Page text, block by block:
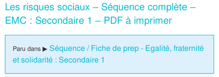
Les risques sociaux – Séquence complète –
EMC : Secondaire 1 – PDF à imprimer
Paru dans ▶ Séquence / Fiche de prep - Egalité, fraternité
et solidarité : Secondaire 1